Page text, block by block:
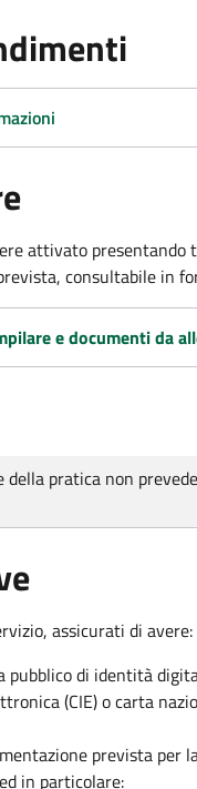
attivato presentando
consultabile in
e documenti da
della pratica non
assicurati di avere:
pubblico di identità
(CIE) o carta
prevista per
in particolare: